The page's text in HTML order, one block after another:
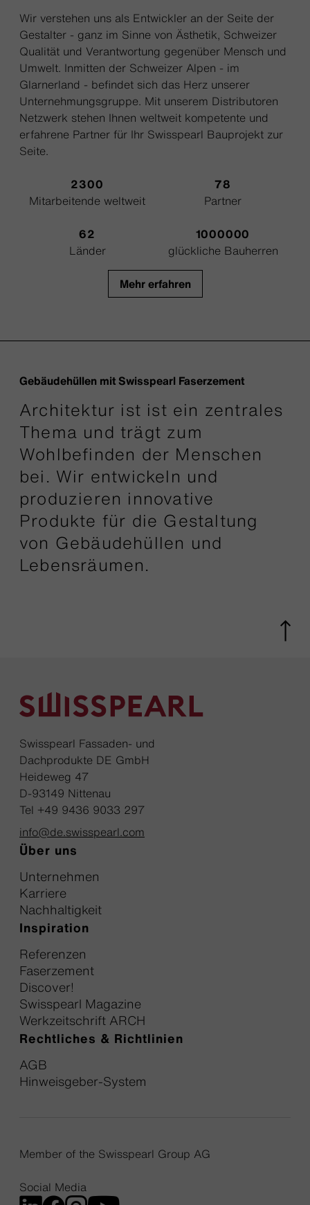
Wir verstehen uns als Entwickler an der Seite der
Gestalter - ganz im Sinne von Ästhetik, Schweizer
Qualität und Verantwortung gegenüber Mensch und
Umwelt. Inmitten der Schweizer Alpen - im
Glarnerland - befindet sich das Herz unserer
Unternehmungsgruppe. Mit unserem Distributoren
Netzwerk stehen Ihnen weltweit kompetente und
erfahrene Partner für Ihr Swisspearl Bauprojekt zur
Seite.
2300
Mitarbeitende weltweit
78
Partner
62
Länder
1000000
glückliche Bauherren
Mehr erfahren
Gebäudehüllen mit Swisspearl Faserzement
Architektur ist ist ein zentrales
Thema und trägt zum
Wohlbefinden der Menschen
bei. Wir entwickeln und
produzieren innovative
Produkte für die Gestaltung
von Gebäudehüllen und
Lebensräumen.
Swisspearl Fassaden- und
Dachprodukte DE GmbH
Heideweg 47
D-93149 Nittenau
Tel +49 9436 9033 297
info@de.swisspearl.com
Über uns
Unternehmen
Karriere
Nachhaltigkeit
Inspiration
Referenzen
Faserzement
Discover!
Swisspearl Magazine
Werkzeitschrift ARCH
Rechtliches & Richtlinien
AGB
Hinweisgeber-System
Member of the Swisspearl Group AG
Social Media